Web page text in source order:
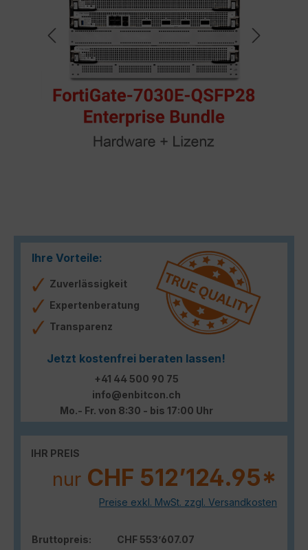
Ihre Vorteile:
Zuverlässigkeit
Expertenberatung
Transparenz
Jetzt kostenfrei beraten lassen!
+41 44 500 90 75
info@enbitcon.ch
Mo.- Fr. von 8:30 - bis 17:00 Uhr
IHR PREIS
nur CHF 512’124.95*
Preise exkl. MwSt. zzgl. Versandkosten
Bruttopreis:
CHF 553’607.07